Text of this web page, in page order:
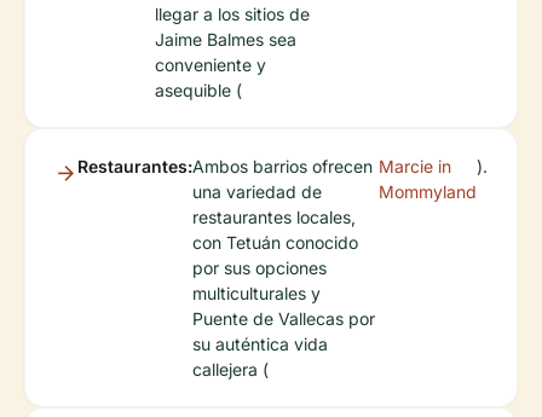
llegar a los sitios de
Jaime Balmes sea
conveniente y
asequible (
Restaurantes:Ambos barrios ofrecen
una variedad de
restaurantes locales,
con Tetuán conocido
por sus opciones
multiculturales y
Puente de Vallecas por
su auténtica vida
callejera (
Marcie in
Mommyland
).